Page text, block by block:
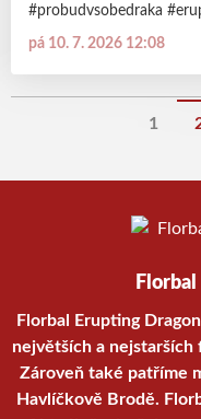
#probudvsobedraka
pá 10. 7. 2026 12:08
1
Florbal Erupting
největších a nejstarších
Zároveň také patříme
Havlíčkově Brodě.